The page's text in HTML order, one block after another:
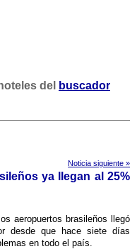
del
buscador
Noticia siguiente »
ya llegan al 25%
aeropuertos brasileños llegó
desde que hace siete dí­as
en todo el paí­s.